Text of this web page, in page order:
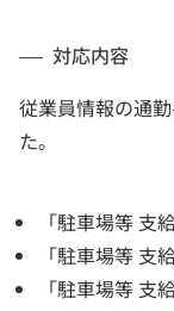
対応内容
従業員情報の通
た。
「駐車場等 支
「駐車場等 支
「駐車場等 支